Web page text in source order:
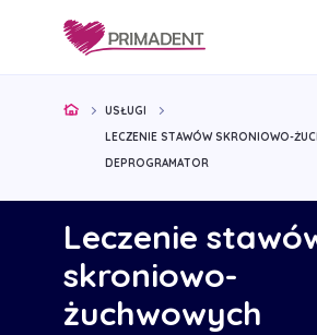
USŁUGI
LECZENIE STAWÓW SKRONIOWO-
DEPROGRAMATOR
Leczenie
skroniowo-
żuchwowych